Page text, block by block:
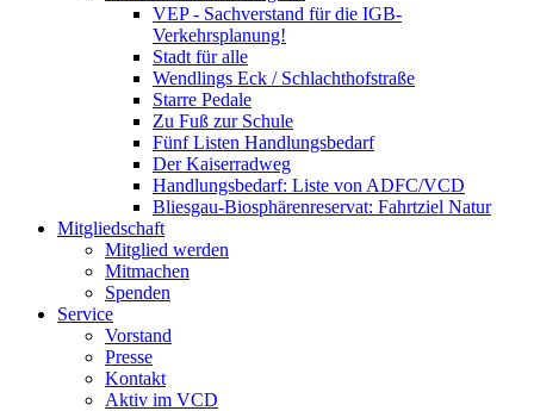
VEP - Sachverstand für die IGB-
Verkehrsplanung!
Stadt für alle
Wendlings Eck / Schlachthofstraße
Starre Pedale
Zu Fuß zur Schule
Fünf Listen Handlungsbedarf
Der Kaiserradweg
Handlungsbedarf: Liste von ADFC/VCD
Bliesgau-Biosphärenreservat: Fahrtziel Natur
Mitgliedschaft
Mitglied werden
Mitmachen
Spenden
Service
Vorstand
Presse
Kontakt
Aktiv im VCD